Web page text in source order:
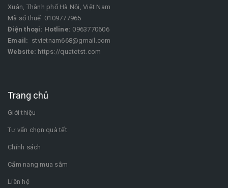
Xuân, Thành phố Hà Nội, Việt Nam
Mã số thuế: 0109777965
Điện thoại: Hotline: 0963770606
Email: stvietnam668@gmail.com
Website: https://quatetst.com
Trang chủ
Giới thiệu
Tư vấn chọn quà tết
Chính sách
Cẩm nang mua sắm
Liên hệ